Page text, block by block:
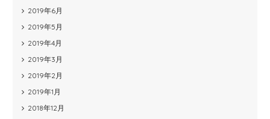
2019年6月
2019年5月
2019年4月
2019年3月
2019年2月
2019年1月
2018年12月